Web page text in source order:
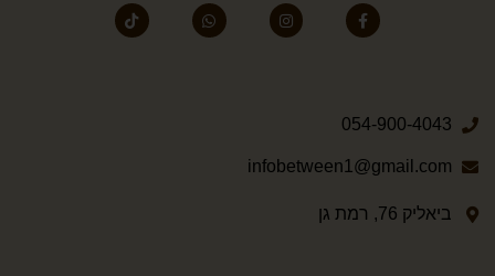
054-900-4043
infobetween1@gmail.com
ביאליק 76, רמת גן